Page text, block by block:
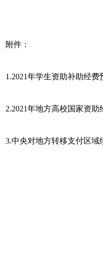
附件：
1.2021年学生资助补助经费
2.2021年地方高校国家资助
3.中央对地方转移支付区域